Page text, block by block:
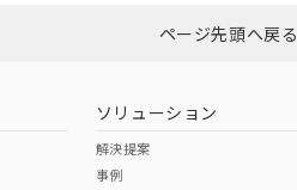
ダウンロードはこちらページ先頭へ戻る
ソリューション
解決提案
事例